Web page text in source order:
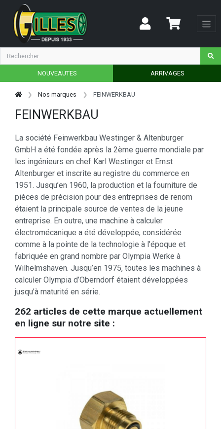
NOUVEAUTES ARRIVAGES
Nos marques FEINWERKBAU
FEINWERKBAU
La société Feinwerkbau Westinger & Altenburger
GmbH a été fondée après la 2ème guerre mondiale par
les ingénieurs en chef Karl Westinger et Ernst
Altenburger et inscrite au registre du commerce en
1951. Jusqu’en 1960, la production et la fourniture de
pièces de précision pour des entreprises de renom
étaient la principale source de ventes de la jeune
entreprise. En outre, une machine à calculer
électromécanique a été développée, considérée
comme à la pointe de la technologie à l’époque et
fabriquée en grand nombre par Olympia Werke à
Wilhelmshaven. Jusqu’en 1975, toutes les machines à
calculer Olympia d’Oberndorf étaient développées
jusqu’à maturité en série.
262 articles de cette marque actuellement
en ligne sur notre site :